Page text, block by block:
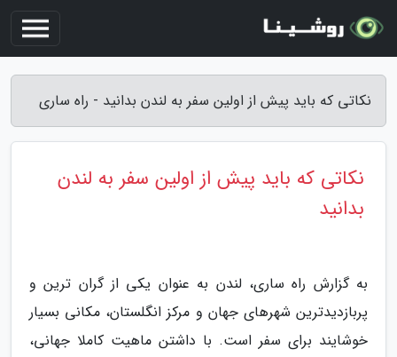
نکاتی که باید پیش از اولین سفر به لندن بدانید - راه ساری
نکاتی که باید پیش از اولین سفر به لندن
بدانید
به گزارش راه ساری، لندن به عنوان یکی از گران ترین و
پربازدیدترین شهرهای جهان و مرکز انگلستان، مکانی بسیار
خوشایند برای سفر است. با داشتن ماهیت کاملا جهانی،